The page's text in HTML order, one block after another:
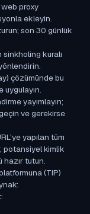
proxy
ekleyin.
son 30 günlük
sinkholing kuralı
çözümünde bu
yayımlayın;
ve gerekirse
yapılan tüm
potansiyel kimlik
hazır tutun.
(TIP)